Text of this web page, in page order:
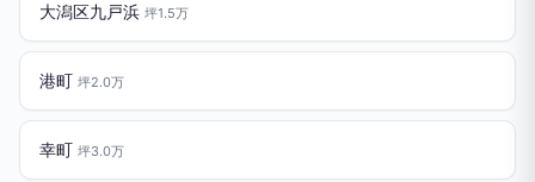
大潟区九戸浜 坪1.5万
港町 坪2.0万
幸町 坪3.0万